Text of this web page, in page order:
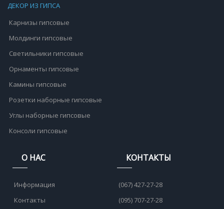
ДЕКОР ИЗ ГИПСА
Карнизы гипсовые
Молдинги гипсовые
Светильники гипсовые
Орнаменты гипсовые
Камины гипсовые
Розетки наборные гипсовые
Углы наборные гипсовые
Консоли гипсовые
О НАС
Информация
Контакты
КОНТАКТЫ
(067) 427-27-28
(095) 707-27-28